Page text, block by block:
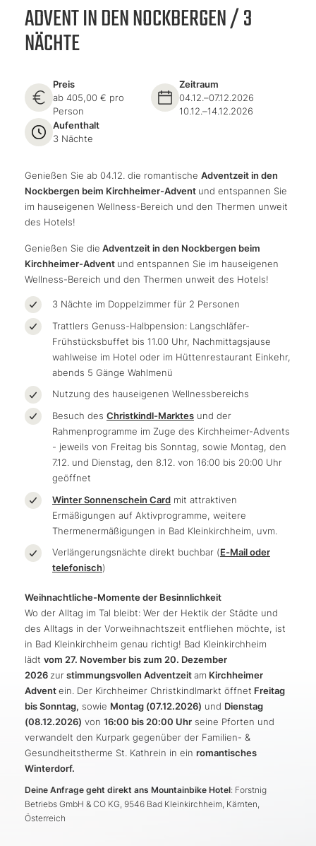
ADVENT IN DEN NOCKBERGEN / 3
NÄCHTE
Preis
ab 405,00 € pro
Person
Zeitraum
04.12.–07.12.2026
10.12.–14.12.2026
Aufenthalt
3 Nächte
Genießen Sie ab 04.12. die romantische Adventzeit in den
Nockbergen beim Kirchheimer-Advent und entspannen Sie
im hauseigenen Wellness-Bereich und den Thermen unweit
des Hotels!
Genießen Sie die Adventzeit in den Nockbergen beim
Kirchheimer-Advent und entspannen Sie im hauseigenen
Wellness-Bereich und den Thermen unweit des Hotels!
3 Nächte im Doppelzimmer für 2 Personen
Trattlers Genuss-Halbpension: Langschläfer-
Frühstücksbuffet bis 11.00 Uhr, Nachmittagsjause
wahlweise im Hotel oder im Hüttenrestaurant Einkehr,
abends 5 Gänge Wahlmenü
Nutzung des hauseigenen Wellnessbereichs
Besuch des Christkindl-Marktes und der
Rahmenprogramme im Zuge des Kirchheimer-Advents
- jeweils von Freitag bis Sonntag, sowie Montag, den
7.12. und Dienstag, den 8.12. von 16:00 bis 20:00 Uhr
geöffnet
Winter Sonnenschein Card mit attraktiven
Ermäßigungen auf Aktivprogramme, weitere
Thermenermäßigungen in Bad Kleinkirchheim, uvm.
Verlängerungsnächte direkt buchbar (E-Mail oder
telefonisch)
Weihnachtliche-Momente der Besinnlichkeit
Wo der Alltag im Tal bleibt: Wer der Hektik der Städte und
des Alltags in der Vorweihnachtszeit entfliehen möchte, ist
in Bad Kleinkirchheim genau richtig! Bad Kleinkirchheim
lädt vom 27. November bis zum 20. Dezember
2026 zurstimmungsvollen Adventzeitam Kirchheimer
Adventein. Der Kirchheimer Christkindlmarkt öffnet Freitag
bis Sonntag, sowie Montag (07.12.2026) und Dienstag
(08.12.2026) von 16:00 bis 20:00 Uhr seine Pforten und
verwandelt den Kurpark gegenüber der Familien- &
Gesundheitstherme St. Kathrein in ein romantisches
Winterdorf.
Deine Anfrage geht direkt ans Mountainbike Hotel: Forstnig
Betriebs GmbH & CO KG, 9546 Bad Kleinkirchheim, Kärnten,
Österreich